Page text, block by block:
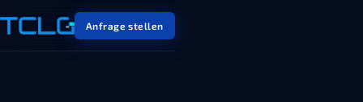
Anfrage stellen